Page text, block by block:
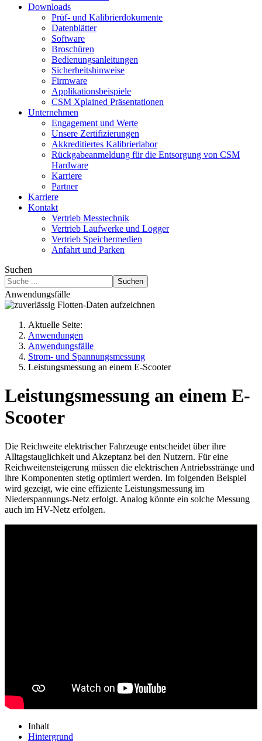
Downloads
Prüf- und Kalibrierdokumente
Datenblätter
Software
Broschüren
Bedienungsanleitungen
Sicherheitshinweise
Firmware
Applikationsbeispiele
CSM Xplained Präsentationen
Unternehmen
Engagement und Werte
Unsere Zertifizierungen
Akkreditiertes Kalibrierlabor
Rückgabeanmeldung für die Entsorgung von CSM
Hardware
Karriere
Partner
Karriere
Kontakt
Vertrieb Messtechnik
Vertrieb Laufwerke und Logger
Vertrieb Speichermedien
Anfahrt und Parken
Suchen
Suchen
Anwendungsfälle
Aktuelle Seite:
Anwendungen
Anwendungsfälle
Strom- und Spannungsmessung
Leistungsmessung an einem E-Scooter
Leistungsmessung an einem E-
Scooter
Die Reichweite elektrischer Fahrzeuge entscheidet über ihre
Alltagstauglichkeit und Akzeptanz bei den Nutzern. Für eine
Reichweitensteigerung müssen die elektrischen Antriebsstränge und
ihre Komponenten stetig optimiert werden. Im folgenden Beispiel
wird gezeigt, wie eine effiziente Leistungsmessung im
Niederspannungs-Netz erfolgt. Analog könnte ein solche Messung
auch im HV-Netz erfolgen.
Inhalt
Hintergrund